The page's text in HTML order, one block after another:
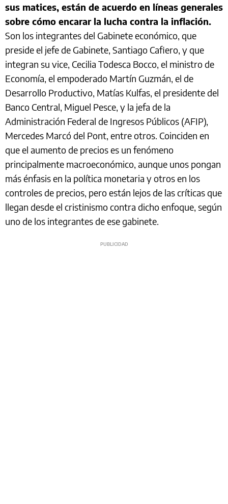
sus matices, están de acuerdo en líneas generales
sobre cómo encarar la lucha contra la inflación.
Son los integrantes del Gabinete económico, que
preside el jefe de Gabinete, Santiago Cafiero, y que
integran su vice, Cecilia Todesca Bocco, el ministro de
Economía, el empoderado Martín Guzmán, el de
Desarrollo Productivo, Matías Kulfas, el presidente del
Banco Central, Miguel Pesce, y la jefa de la
Administración Federal de Ingresos Públicos (AFIP),
Mercedes Marcó del Pont, entre otros. Coinciden en
que el aumento de precios es un fenómeno
principalmente macroeconómico, aunque unos pongan
más énfasis en la política monetaria y otros en los
controles de precios, pero están lejos de las críticas que
llegan desde el cristinismo contra dicho enfoque, según
uno de los integrantes de ese gabinete.